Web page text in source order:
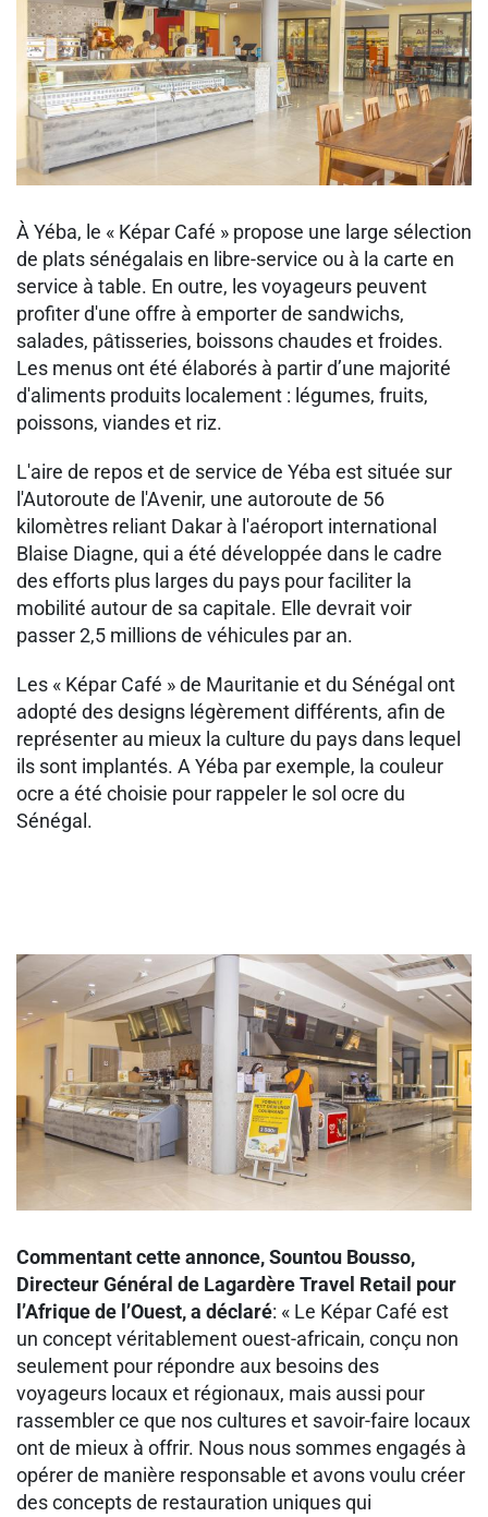
À Yéba, le « Képar Café » propose une large sélection
de plats sénégalais en libre-service ou à la carte en
service à table. En outre, les voyageurs peuvent
profiter d'une offre à emporter de sandwichs,
salades, pâtisseries, boissons chaudes et froides.
Les menus ont été élaborés à partir d’une majorité
d'aliments produits localement : légumes, fruits,
poissons, viandes et riz.
L'aire de repos et de service de Yéba est située sur
l'Autoroute de l'Avenir, une autoroute de 56
kilomètres reliant Dakar à l'aéroport international
Blaise Diagne, qui a été développée dans le cadre
des efforts plus larges du pays pour faciliter la
mobilité autour de sa capitale. Elle devrait voir
passer 2,5 millions de véhicules par an.
Les « Képar Café » de Mauritanie et du Sénégal ont
adopté des designs légèrement différents, afin de
représenter au mieux la culture du pays dans lequel
ils sont implantés. A Yéba par exemple, la couleur
ocre a été choisie pour rappeler le sol ocre du
Sénégal.
Commentant cette annonce, Sountou Bousso,
Directeur Général de Lagardère Travel Retail pour
l’Afrique de l’Ouest, a déclaré: « Le Képar Café est
un concept véritablement ouest-africain, conçu non
seulement pour répondre aux besoins des
voyageurs locaux et régionaux, mais aussi pour
rassembler ce que nos cultures et savoir-faire locaux
ont de mieux à offrir. Nous nous sommes engagés à
opérer de manière responsable et avons voulu créer
des concepts de restauration uniques qui